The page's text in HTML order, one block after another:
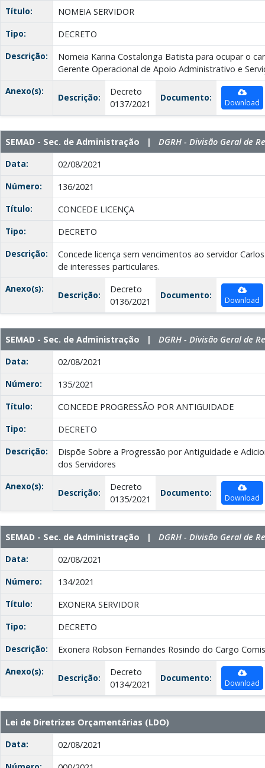
Título:
NOMEIA SERVIDOR
Tipo:
DECRETO
Descrição:
Nomeia Karina Costalonga Batista para ocupar o
Gerente Operacional de Apoio Administrativo e
Anexo(s):
Descrição:
Decreto
0137/2021
Documento: Download
SEMAD - Sec. de Administração | DGRH - Divisão Geral de
Data:
02/08/2021
Número:
136/2021
Título:
CONCEDE LICENÇA
Tipo:
DECRETO
Descrição:
Concede licença sem vencimentos ao servidor
de interesses particulares.
Anexo(s):
Descrição:
Decreto
0136/2021
Documento: Download
SEMAD - Sec. de Administração | DGRH - Divisão Geral de
Data:
02/08/2021
Número:
135/2021
Título:
CONCEDE PROGRESSÃO POR ANTIGUIDADE
Tipo:
DECRETO
Descrição:
Dispõe Sobre a Progressão por Antiguidade e
dos Servidores
Anexo(s):
Descrição:
Decreto
0135/2021
Documento: Download
SEMAD - Sec. de Administração | DGRH - Divisão Geral de
Data:
02/08/2021
Número:
134/2021
Título:
EXONERA SERVIDOR
Tipo:
DECRETO
Descrição:
Exonera Robson Fernandes Rosindo do Cargo
Anexo(s):
Descrição:
Decreto
0134/2021
Documento: Download
Lei de Diretrizes Orçamentárias (LDO)
Data:
02/08/2021